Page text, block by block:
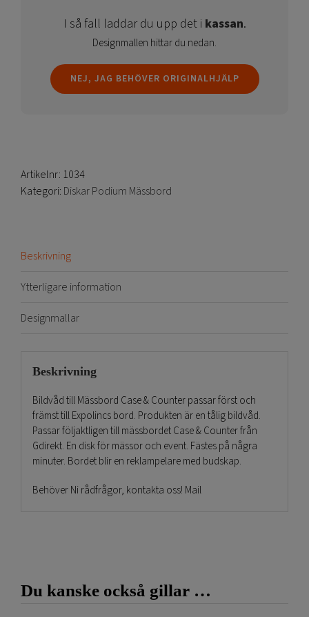
I så fall laddar du upp det i kassan.
Designmallen hittar du nedan.
NEJ, JAG BEHÖVER ORIGINALHJÄLP
Artikelnr: 1034
Kategori: Diskar Podium Mässbord
Beskrivning
Ytterligare information
Designmallar
Beskrivning
Bildvåd till Mässbord Case & Counter passar först och
främst till Expolincs bord. Produkten är en tålig bildvåd.
Passar följaktligen till mässbordet Case & Counter från
Gdirekt. En disk för mässor och event. Fästes på några
minuter. Bordet blir en reklampelare med budskap.
Behöver Ni rådfrågor, kontakta oss! Mail
Du kanske också gillar …